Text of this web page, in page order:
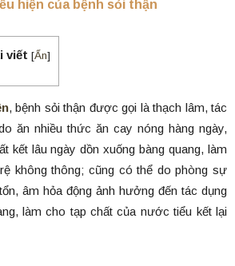
hiện của bệnh sỏi thận
viết [Ẩn]
, bệnh sỏi thận được gọi là thạch lâm, tác
ăn nhiều thức ăn cay nóng hàng ngày,
kết lâu ngày dồn xuống bàng quang, làm
không thông; cũng có thể do phòng sự
âm hỏa động ảnh hưởng đến tác dụng
làm cho tạp chất của nước tiểu kết lại